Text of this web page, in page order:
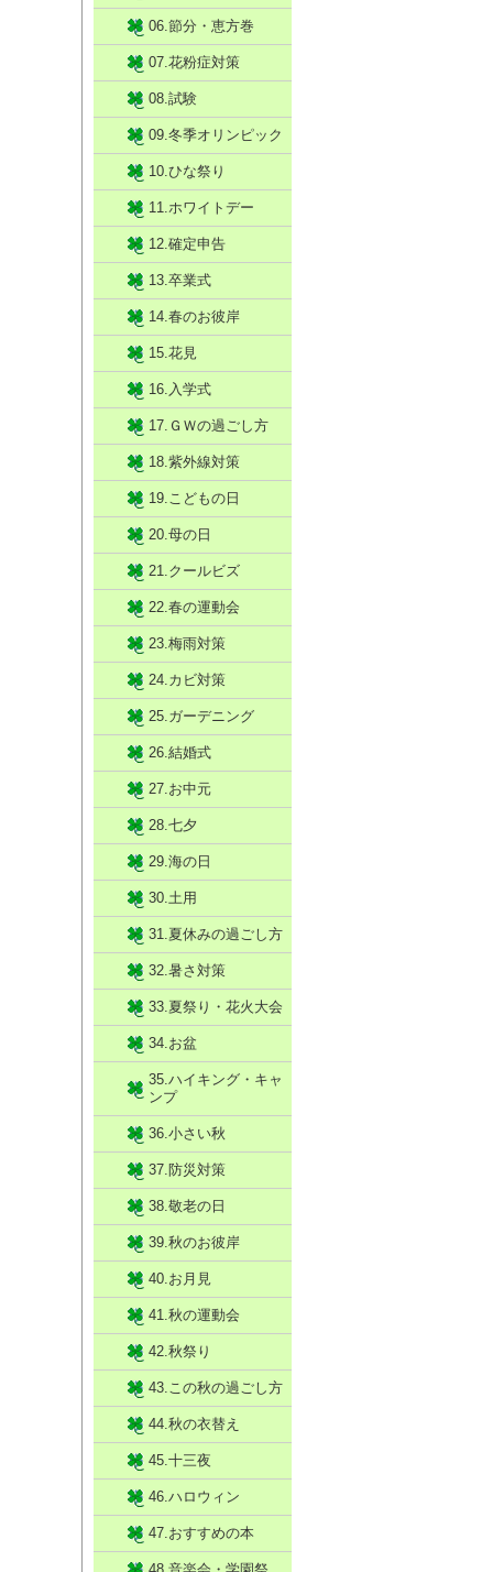
06.節分・恵方巻
07.花粉症対策
08.試験
09.冬季オリンピック
10.ひな祭り
11.ホワイトデー
12.確定申告
13.卒業式
14.春のお彼岸
15.花見
16.入学式
17.ＧＷの過ごし方
18.紫外線対策
19.こどもの日
20.母の日
21.クールビズ
22.春の運動会
23.梅雨対策
24.カビ対策
25.ガーデニング
26.結婚式
27.お中元
28.七夕
29.海の日
30.土用
31.夏休みの過ごし方
32.暑さ対策
33.夏祭り・花火大会
34.お盆
35.ハイキング・キャ
ンプ
36.小さい秋
37.防災対策
38.敬老の日
39.秋のお彼岸
40.お月見
41.秋の運動会
42.秋祭り
43.この秋の過ごし方
44.秋の衣替え
45.十三夜
46.ハロウィン
47.おすすめの本
48.音楽会・学園祭